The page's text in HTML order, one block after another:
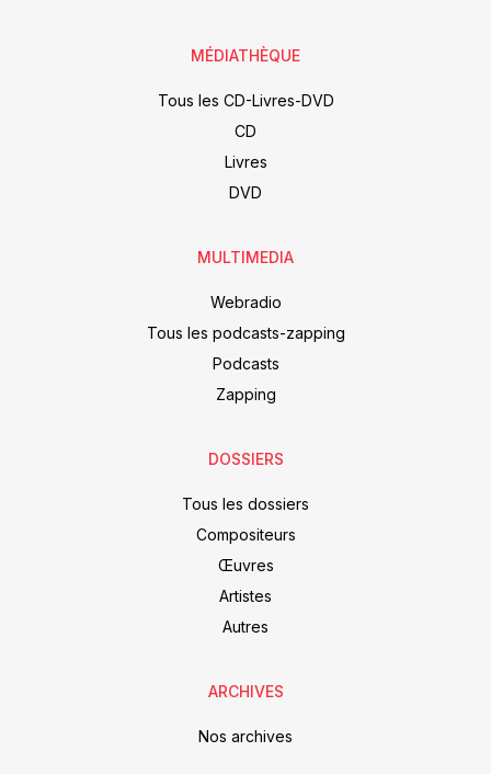
MÉDIATHÈQUE
Tous les CD-Livres-DVD
CD
Livres
DVD
MULTIMEDIA
Webradio
Tous les podcasts-zapping
Podcasts
Zapping
DOSSIERS
Tous les dossiers
Compositeurs
Œuvres
Artistes
Autres
ARCHIVES
Nos archives